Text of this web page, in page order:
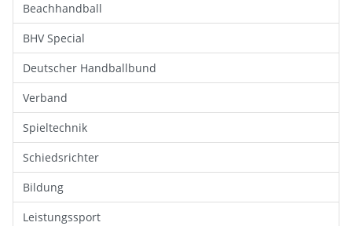
Beachhandball
BHV Special
Deutscher Handballbund
Verband
Spieltechnik
Schiedsrichter
Bildung
Leistungssport